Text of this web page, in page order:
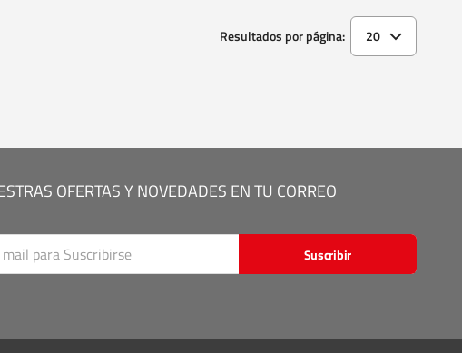
Resultados por página: 20
OFERTAS Y NOVEDADES EN TU CORREO
Suscribir